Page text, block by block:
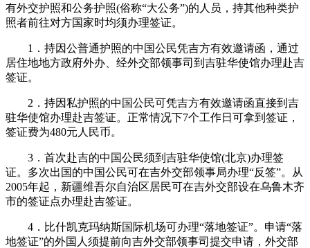
有外交护照和公务护照(俗称“大公务”)的人员，持其他种类护
照者前往对方国家时均须办理签证。
1．持因公普通护照的中国公民凭吉方有效邀请函，通过
居住地地方政府外办、经外交部领事司到吉驻华使馆办理赴吉
签证。
2．持因私护照的中国公民可凭吉方有效邀请函直接到吉
驻华使馆办理赴吉签证。正常情况下7个工作日可拿到签证，
签证费为480元人民币。
3．首次赴吉的中国公民须到吉驻华使馆(北京)办理签
证。多次出国的中国公民可在吉外交部领事局办理“反签”。从
2005年起，新疆维吾尔自治区居民可在吉外交部设在乌鲁木齐
市的签证点办理赴吉签证。
4．比什凯克玛纳斯国际机场可办理“落地签证”。申请“落
地签证”的外国人须提前向吉外交部领事司提交申请，外交部